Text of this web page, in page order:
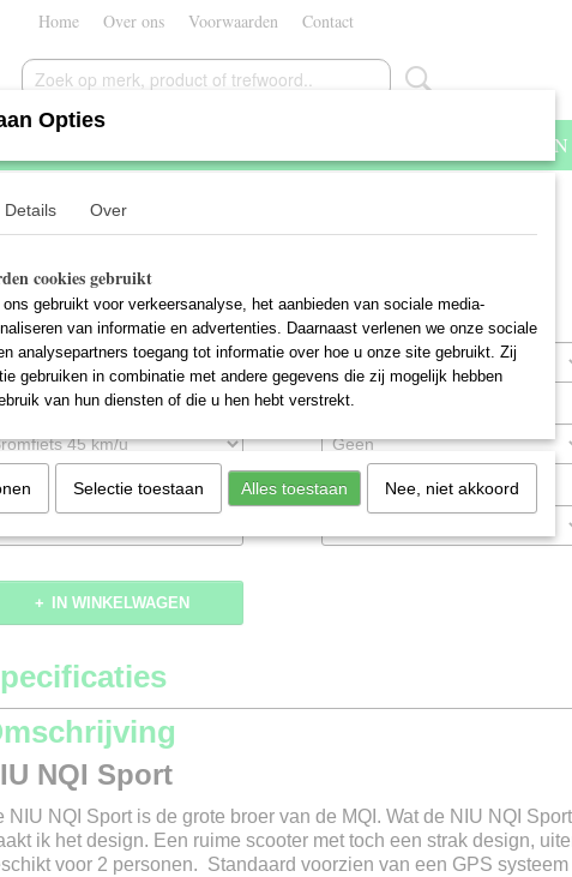
Home Over ons Voorwaarden Contact
SERVICE
NQI Sport
voorraad- Levertijd 1 - 2 Weken
Slot
Windscherm
Aantal
IN WINKELWAGEN
NQI Sport
NIU NQI Sport is de grote broer van de MQI. Wat de NIU NQI
ik het design. Een ruime scooter met toch een strak design,
voor 2 personen. Standaard voorzien van een GPS systeem
Opties
Details Over
cookies gebruikt
gebruikt voor verkeersanalyse, het aanbieden van sociale media-
van informatie en advertenties. Daarnaast verlenen we onze sociale
analysepartners toegang tot informatie over hoe u onze site gebruikt. Zij
gebruiken in combinatie met andere gegevens die zij mogelijk hebben
van hun diensten of die u hen hebt verstrekt.
Selectie toestaan Alles toestaan Nee, niet akkoord